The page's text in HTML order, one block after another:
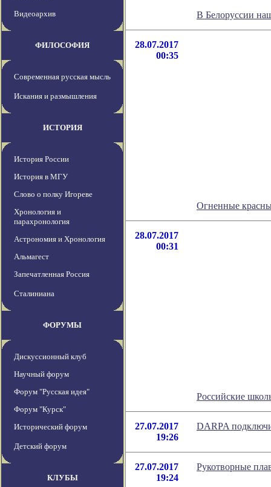
Видеоархив
ФИЛОСОФИЯ
Современная русская мысль
Искания и размышления
ИСТОРИЯ
История России
История в МГУ
Слово о полку Игореве
Хронология и
парахронология
Астрономия и Хронология
Альмагест
Запечатленная Россия
Сталиниана
ФОРУМЫ
Дискуссионный клуб
Научный форум
Форум "Русская идея"
Форум "Курск"
Исторический форум
Детский форум
КЛУБЫ
В Белоруссии
28.07.2017
00:35
Огненные
28.07.2017
00:31
Российские
27.07.2017
19:26
DARPA
27.07.2017
19:24
Рукотворные